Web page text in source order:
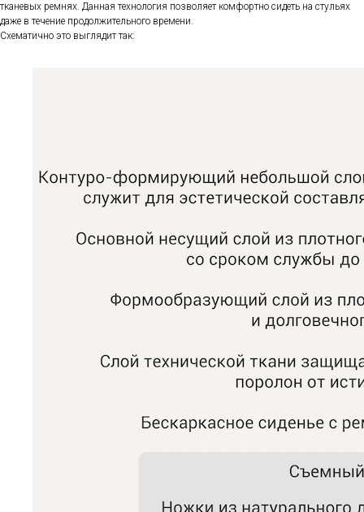
тканевых ремнях. Данная технология позволяет комфортно сидеть на стульях
даже в течение продолжительного времени.
Схематично это выглядит так: